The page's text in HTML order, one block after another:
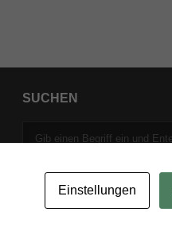
SUCHEN
Einstellungen